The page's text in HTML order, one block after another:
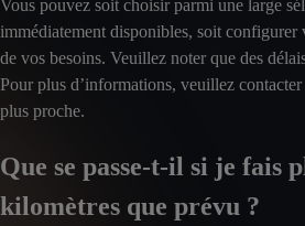
Vous pouvez soit choisir parmi une large
immédiatement disponibles, soit
de vos besoins. Veuillez noter que des
Pour plus d’informations, veuillez
plus proche.
Que se passe-t-il si je fais
kilomètres que prévu ?